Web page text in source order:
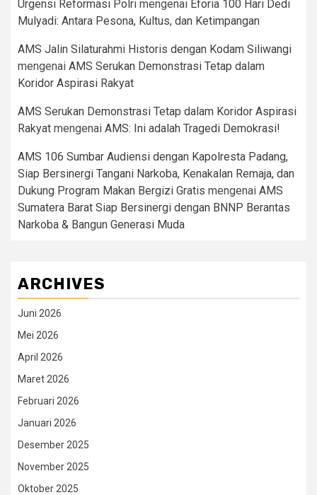
Urgensi Reformasi Polri mengenai Eforia 100 Hari Dedi
Mulyadi: Antara Pesona, Kultus, dan Ketimpangan
AMS Jalin Silaturahmi Historis dengan Kodam Siliwangi
mengenai AMS Serukan Demonstrasi Tetap dalam
Koridor Aspirasi Rakyat
AMS Serukan Demonstrasi Tetap dalam Koridor Aspirasi
Rakyat mengenai AMS: Ini adalah Tragedi Demokrasi!
AMS 106 Sumbar Audiensi dengan Kapolresta Padang,
Siap Bersinergi Tangani Narkoba, Kenakalan Remaja, dan
Dukung Program Makan Bergizi Gratis mengenai AMS
Sumatera Barat Siap Bersinergi dengan BNNP Berantas
Narkoba & Bangun Generasi Muda
ARCHIVES
Juni 2026
Mei 2026
April 2026
Maret 2026
Februari 2026
Januari 2026
Desember 2025
November 2025
Oktober 2025